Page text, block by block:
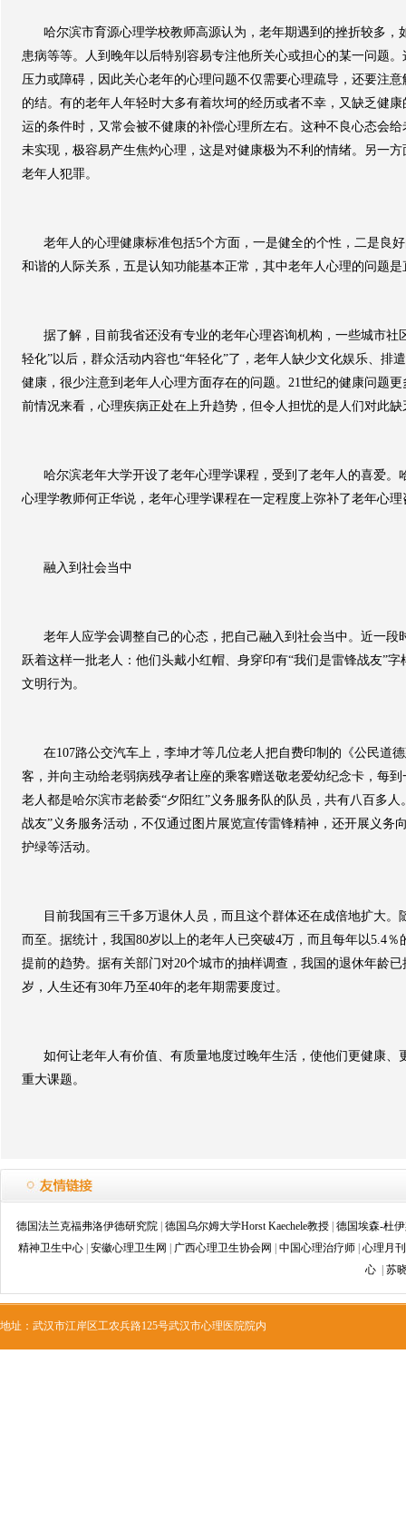
哈尔滨市育源心理学校教师高源认为，老年期遇到的挫折较多
患病等等。人到晚年以后特别容易专注他所关心或担心的某一问题
压力或障碍，因此关心老年的心理问题不仅需要心理疏导，还要注
的结。有的老年人年轻时大多有着坎坷的经历或者不幸，又缺乏健
运的条件时，又常会被不健康的补偿心理所左右。这种不良心态会
未实现，极容易产生焦灼心理，这是对健康极为不利的情绪。另一
老年人犯罪。
老年人的心理健康标准包括5个方面，一是健全的个性，二是良
和谐的人际关系，五是认知功能基本正常，其中老年人心理的问题
据了解，目前我省还没有专业的老年心理咨询机构，一些城市社
轻化”以后，群众活动内容也“年轻化”了，老年人缺少文化娱乐、排
健康，很少注意到老年人心理方面存在的问题。 21世纪的健康问题
前情况来看，心理疾病正处在上升趋势，但令人担忧的是人们对此
哈尔滨老年大学开设了老年心理学课程，受到了老年人的喜爱
心理学教师何正华说，老年心理学课程在一定程度上弥补了老年心
融入到社会当中
老年人应学会调整自己的心态，把自己融入到社会当中。近一
跃着这样一批老人：他们头戴小红帽、身穿印有“我们是雷锋战友”字
文明行为。
在107路公交汽车上，李坤才等几位老人把自费印制的《公民道
客，并向主动给老弱病残孕者让座的乘客赠送敬老爱幼纪念卡，每
老人都是哈尔滨市老龄委“夕阳红” 义务服务队的队员，共有八百多
战友” 义务服务活动，不仅通过图片展览宣传雷锋精神，还开展义务
护绿等活动。
目前我国有三千多万退休人员，而且这个群体还在成倍地扩大
而至。据统计，我国 80岁以上的老年人已突破4万，而且每年以5.4％
提前的趋势。据有关部门对20个城市的抽样调查，我国的退休年龄已
岁，人生还有30年乃至40年的老年期需要度过。
如何让老年人有价值、有质量地度过晚年生活，使他们更健康
重大课题。
德国法兰克福弗洛伊德研究院 德国乌尔姆大学Horst Kaechele教授 德国埃森-杜
精神卫生中心 安徽心理卫生网 广西心理卫生协会网 中国心理治疗师 心理月
心
苏
地址：武汉市江岸区工农兵路125号武汉市心理医院院内